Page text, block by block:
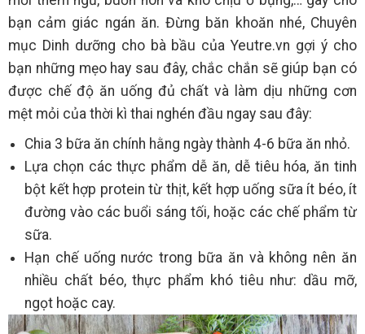
bạn cảm giác ngán ăn. Đừng băn khoăn nhé, Chuyên
mục Dinh dưỡng cho bà bầu của Yeutre.vn gợi ý cho
bạn những mẹo hay sau đây, chắc chắn sẽ giúp bạn có
được chế độ ăn uống đủ chất và làm dịu những cơn
mệt mỏi của thời kì thai nghén đầu ngay sau đây:
Chia 3 bữa ăn chính hằng ngày thành 4-6 bữa ăn nhỏ.
Lựa chọn các thực phẩm dễ ăn, dễ tiêu hóa, ăn tinh
bột kết hợp protein từ thịt, kết hợp uống sữa ít béo, ít
đường vào các buổi sáng tối, hoặc các chế phẩm từ
sữa.
Hạn chế uống nước trong bữa ăn và không nên ăn
nhiều chất béo, thực phẩm khó tiêu như: dầu mỡ,
ngọt hoặc cay.